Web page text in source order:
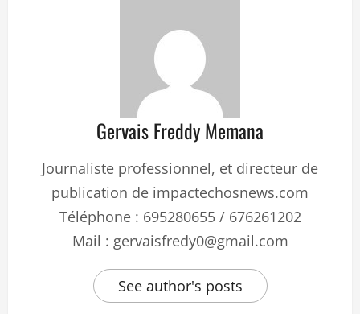
Gervais Freddy Memana
Journaliste professionnel, et directeur de
publication de impactechosnews.com
Téléphone : 695280655 / 676261202
Mail : gervaisfredy0@gmail.com
See author's posts